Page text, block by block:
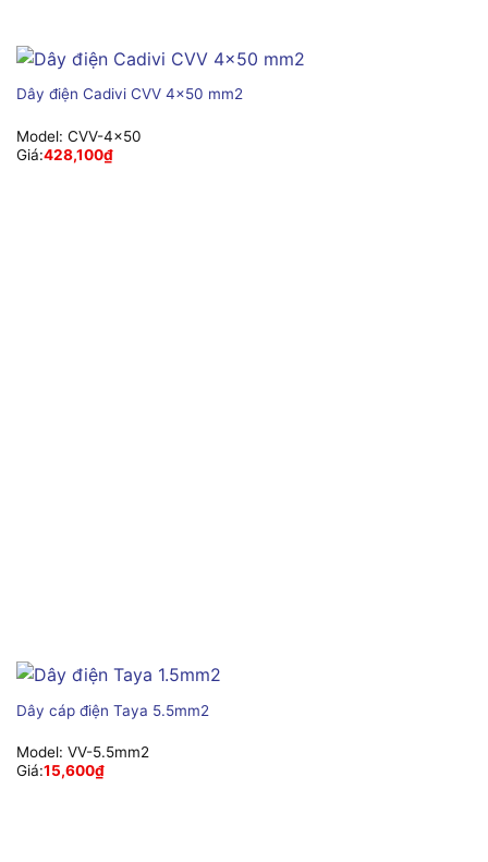
Dây điện Cadivi CVV 4×50 mm2
Model: CVV-4×50
Giá:428,100₫
Dây cáp điện Taya 5.5mm2
Model: VV-5.5mm2
Giá:15,600₫